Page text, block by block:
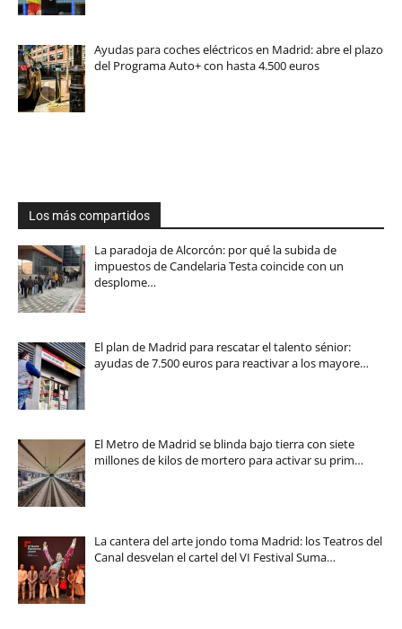
Ayudas para coches eléctricos en Madrid: abre el plazo
del Programa Auto+ con hasta 4.500 euros
Los más compartidos
La paradoja de Alcorcón: por qué la subida de
impuestos de Candelaria Testa coincide con un
desplome…
El plan de Madrid para rescatar el talento sénior:
ayudas de 7.500 euros para reactivar a los mayore…
El Metro de Madrid se blinda bajo tierra con siete
millones de kilos de mortero para activar su prim…
La cantera del arte jondo toma Madrid: los Teatros del
Canal desvelan el cartel del VI Festival Suma…